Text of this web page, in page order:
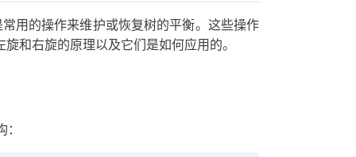
用的操作来维护或恢复树的平衡。这些操作
和右旋的原理以及它们是如何应用的。